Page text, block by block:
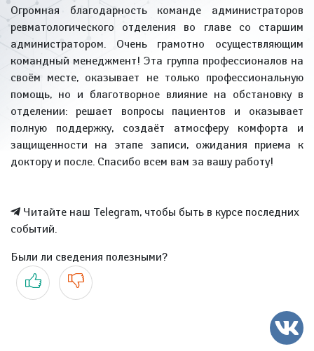
Огромная благодарность команде администраторов
ревматологического отделения во главе со старшим
администратором. Очень грамотно осуществляющим
командный менеджмент! Эта группа профессионалов на
своём месте, оказывает не только профессиональную
помощь, но и благотворное влияние на обстановку в
отделении: решает вопросы пациентов и оказывает
полную поддержку, создаёт атмосферу комфорта и
защищенности на этапе записи, ожидания приема к
доктору и после. Спасибо всем вам за вашу работу!
Читайте наш Telegram, чтобы быть в курсе последних
событий.
Были ли сведения полезными?
Да Нет